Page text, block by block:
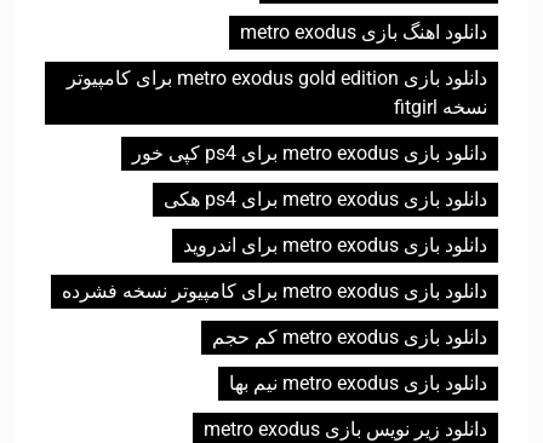
دانلود اهنگ بازی metro exodus
دانلود بازی metro exodus gold edition برای کامپیوتر
نسخه fitgirl
دانلود بازی metro exodus برای ps4 کپی خور
دانلود بازی metro exodus برای ps4 هکی
دانلود بازی metro exodus برای اندروید
دانلود بازی metro exodus برای کامپیوتر نسخه فشرده
دانلود بازی metro exodus کم حجم
دانلود بازی metro exodus نیم بها
دانلود زیر نویس بازی metro exodus